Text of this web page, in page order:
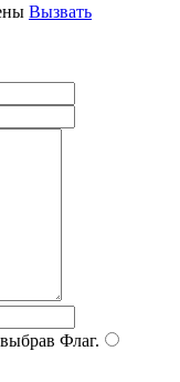
Вызвать
Флаг.